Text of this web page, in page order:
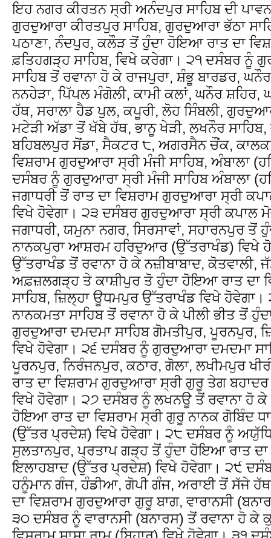
ਇਹ ਨਗਰ ਕੀਰਤਨ ਸ੍ਰੀ ਅਨੰਦਪੁਰ ਸਾਹਿਬ ਦੀ
ਗੁਰਦੁਆਰਾ ਕੀਰਤਪੁਰ ਸਾਹਿਬ, ਗੁਰਦੁਆਰਾ ਭੱਠਾ
ਪਠਾਣਾ, ਨੰਦਪੁਰ, ਕਲੌੜ ਤੋਂ ਹੁੰਦਾ ਹੋਇਆ ਰਾਤ ਦਾ
ਫ਼ਤਿਹਗੜ੍ਹ ਸਾਹਿਬ, ਵਿਖੇ ਕਰੇਗਾ। ੨੧ ਦਸੰਬਰ ਨੂੰ
ਸਾਹਿਬ ਤੋਂ ਰਵਾਨਾ ਹੋ ਕੇ ਰਾਜਪੁਰਾ, ਸ਼ੰਭੂ ਬਾਰਡਰ,
ਨਨਹੇੜਾ, ਪਿੱਪਲ ਮੰਗੋਲੀ, ਕਾਮੀ ਕਲਾਂ, ਘਨੌਰ ਸ਼ਹਿਰ,
ਹੱਥ, ਸਰਾਲਾ ਹੈਡ ਪੁਲ, ਕਪੂਰੀ, ਲੋਹ ਸਿੰਬਲੀ,
ਮਟੇੜੀ ਅੱਡਾ ਤੋਂ ਖੱਬੇ ਹੱਥ, ਭਾਨੂ ਖੇੜੀ, ਲਖਨੌਰ
ਬਹਿਬਲਪੁਰ ਸੋਂਡਾ, ਸੈਕਟਰ ੮, ਅਗਰਸੈਨ ਚੌਂਕ,
ਵਿਸ਼ਰਾਮ ਗੁਰਦੁਆਰਾ ਸ੍ਰੀ ਮੰਜੀ ਸਾਹਿਬ, ਅੰਬਾਲਾ
ਦਸੰਬਰ ਨੂੰ ਗੁਰਦੁਆਰਾ ਸ੍ਰੀ ਮੰਜੀ ਸਾਹਿਬ ਅੰਬਾਲਾ
ਜਗਾਧਰੀ ਤੋਂ ਰਾਤ ਦਾ ਵਿਸ਼ਰਾਮ ਗੁਰਦੁਆਰਾ ਸ੍ਰੀ
ਵਿਖੇ ਹੋਵੇਗਾ। ੨੩ ਦਸੰਬਰ ਗੁਰਦੁਆਰਾ ਸ੍ਰੀ ਕਪਾਲ
ਜਗਾਧਰੀ, ਯਮੁਨਾ ਨਗਰ, ਸਿਰਸਾਵਾਂ, ਸਹਾਰਨਪੁਰ ਤੋਂ
ਨਾਨਕਪੁਰਾ ਆਸ਼ਰਮ ਹਰਿਦੁਆਰ (ਉੱਤਰਾਖੰਡ) ਵਿਖੇ
ਉੱਤਰਾਖੰਡ ਤੋਂ ਰਵਾਨਾ ਹੋ ਕੇ ਨਜ਼ੀਬਾਬਾਦ, ਕੋਤਵਾਲੀ,
ਅਫ਼ਜ਼ਲਗੜ੍ਹ ਤੇ ਕਾਸ਼ੀਪੁਰ ਤੋ ਹੁੰਦਾ ਹੋਇਆ ਰਾਤ ਦਾ
ਸਾਹਿਬ, ਜ਼ਿਲ੍ਹਾ ਊਧਮਪੁਰ ਉੱਤਰਾਖੰਡ ਵਿਖੇ
ਨਾਨਕਮਤਾ ਸਾਹਿਬ ਤੋਂ ਰਵਾਨਾ ਹੋ ਕੇ ਪੀਲੀ ਭੀਤ ਤੋਂ
ਗੁਰਦੁਆਰਾ ਦਮਦਮਾ ਸਾਹਿਬ ਗੋਮਤੀਪੁਰ, ਪੂਰਨਪੁਰ,
ਵਿਖੇ ਹੋਵੇਗਾ। ੨੬ ਦਸੰਬਰ ਨੂੰ ਗੁਰਦੁਆਰਾ ਦਮਦਮਾ
ਪੂਰਨਪੁਰ, ਨਿਰੰਜਨਪੁਰ, ਕਠਾਰ, ਗੋਲਾ, ਲਖੀਮਪੁਰ
ਰਾਤ ਦਾ ਵਿਸ਼ਰਾਮ ਗੁਰਦੁਆਰਾ ਸ੍ਰੀ ਗੁਰੂ ਤੇਗ
ਵਿਖੇ ਹੋਵੇਗਾ। ੨੭ ਦਸੰਬਰ ਨੂੰ ਲਖਨਊ ਤੋਂ ਰਵਾਨਾ ਹੋ ਕੇ
ਹੋਇਆ ਰਾਤ ਦਾ ਵਿਸ਼ਰਾਮ ਸ੍ਰੀ ਗੁਰੂ ਨਾਨਕ ਗੋਬਿੰਦ
(ਉੱਤਰ ਪ੍ਰਦੇਸ਼) ਵਿਖੇ ਹੋਵੇਗਾ। ੨੮ ਦਸੰਬਰ ਨੂੰ
ਸੁਲਤਾਨਪੁਰ, ਪ੍ਰਤਾਪ ਗੜ੍ਹ ਤੋਂ ਹੁੰਦਾ ਹੋਇਆ ਰਾਤ ਦਾ
ਇਲਾਹਬਾਦ (ਉੱਤਰ ਪ੍ਰਦੇਸ਼) ਵਿਖੇ ਹੋਵੇਗਾ। ੨੯
ਹਨੂੰਮਾਨ ਗੰਜ, ਹੰਡੀਆ, ਗੋਪੀ ਗੰਜ, ਅਰਾਈ ਤੋਂ ਸੱਜੇ
ਦਾ ਵਿਸ਼ਰਾਮ ਗੁਰਦੁਆਰਾ ਗੁਰੂ ਬਾਗ, ਵਾਰਾਨਸੀ
੩੦ ਦਸੰਬਰ ਨੂੰ ਵਾਰਾਨਸੀ (ਬਨਾਰਸ) ਤੋਂ ਰਵਾਨਾ ਹੋ